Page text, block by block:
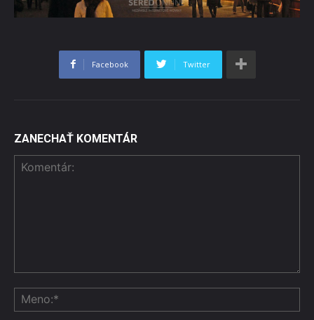
Facebook Twitter
ZANECHAŤ KOMENTÁR